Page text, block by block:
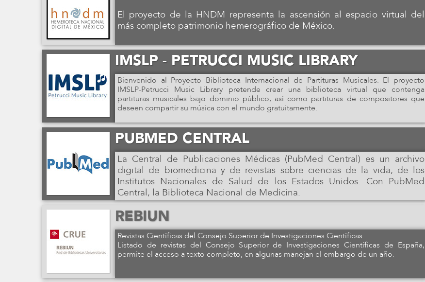
El proyecto de la HNDM representa la ascensión al espacio virtual del
más completo patrimonio hemerográfico de México.
IMSLP - PETRUCCI MUSIC LIBRARY
Bienvenido al Proyecto Biblioteca Internacional de Partituras Musicales. El proyecto
IMSLP-Petrucci Music Library pretende crear una biblioteca virtual que contenga
partituras musicales bajo dominio público, así como partituras de compositores que
deseen compartir su música con el mundo gratuitamente.
PUBMED CENTRAL
La Central de Publicaciones Médicas (PubMed Central) es un archivo
digital de biomedicina y de revistas sobre ciencias de la vida, de los
Institutos Nacionales de Salud de los Estados Unidos. Con PubMed
Central, la Biblioteca Nacional de Medicina.
REBIUN
Revistas Científicas del Consejo Superior de Investigaciones Científicas
Listado de revistas del Consejo Superior de Investigaciones Científicas de España,
permite el acceso a texto completo, en algunas manejan el embargo de un año.